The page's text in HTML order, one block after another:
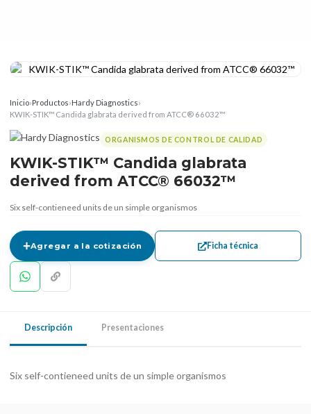
Inicio›Productos›Hardy Diagnostics›
KWIK-STIK™ Candida glabrata derived from ATCC® 66032™
ORGANISMOS DE CONTROL DE CALIDAD
KWIK-STIK™ Candida glabrata
derived from ATCC® 66032™
Six self-contieneed units de un simple organismos
Agregar a la cotización Ficha técnica
Descripción Presentaciones
Six self-contieneed units de un simple organismos